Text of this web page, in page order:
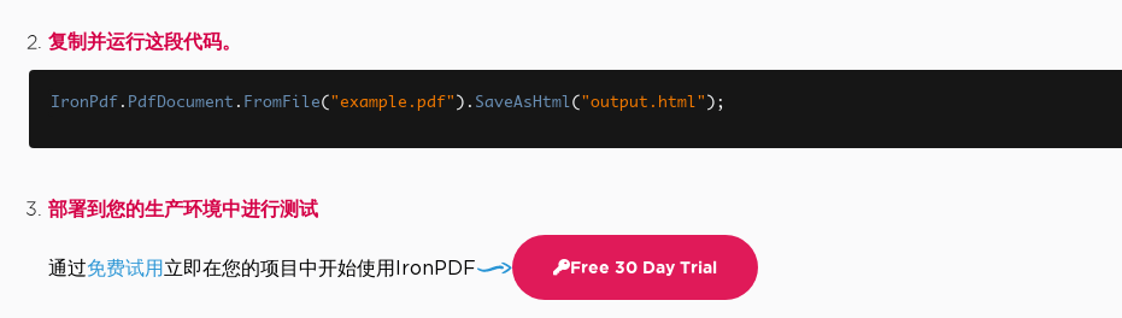
灰度
优化 PDF 布局
添加目录
编辑 PDF
编辑 PDF 对象
PDF DOM 对象
复制并运行这段代码。
IronPdf . PdfDocument . FromFile( "example.pdf" ). SaveAsHtml( "output.html" );
部署到您的生产环境中进行测试
通过免费试用立即在您的项目中开始使用IronPDF Free 30 Day Trial